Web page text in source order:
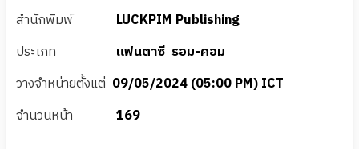
สำนักพิมพ์
LUCKPIM Publishing
ประเภท
แฟนตาซี รอม-คอม
วางจำหน่ายตั้งแต่ 09/05/2024 (05:00 PM) ICT
จำนวนหน้า
169